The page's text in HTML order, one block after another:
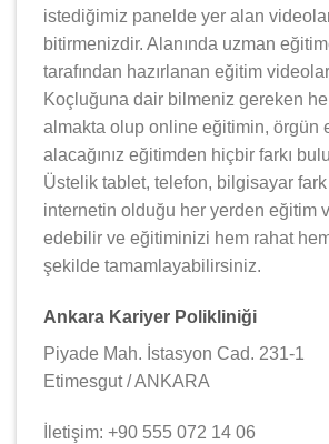
istediğimiz panelde yer alan
bitirmenizdir. Alanında uzman
tarafından hazırlanan eğitim
Koçluğuna dair bilmeniz gereken
almakta olup online eğitimin, örgün
alacağınız eğitimden hiçbir farkı
Üstelik tablet, telefon, bilgisayar
internetin olduğu her yerden eğitim
edebilir ve eğitiminizi hem rahat
şekilde tamamlayabilirsiniz.
Ankara Kariyer Polikliniği
Piyade Mah. İstasyon Cad. 231-1
Etimesgut / ANKARA
İletişim: +90 555 072 14 06